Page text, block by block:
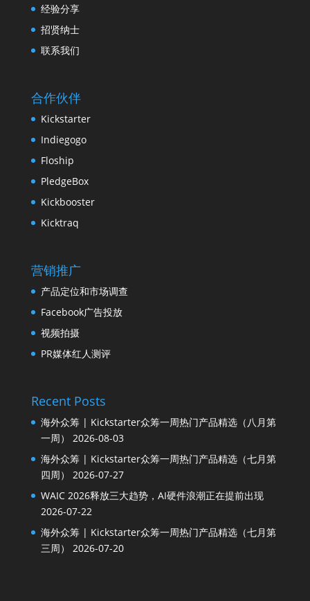
经验分享
招贤纳士
联系我们
合作伙伴
Kickstarter
Indiegogo
Floship
PledgeBox
Kickbooster
Kicktraq
营销推广
产品定位和市场调查
Facebook广告投放
视频拍摄
PR媒体红人测评
Recent Posts
海外众筹 | Kickstarter众筹一周热门产品精选（八月第
一周）
2026-08-03
海外众筹 | Kickstarter众筹一周热门产品精选（七月第
四周）
2026-07-27
WAIC 2026释放三大趋势，AI硬件浪潮正在提前出现
2026-07-22
海外众筹 | Kickstarter众筹一周热门产品精选（七月第
三周）
2026-07-20